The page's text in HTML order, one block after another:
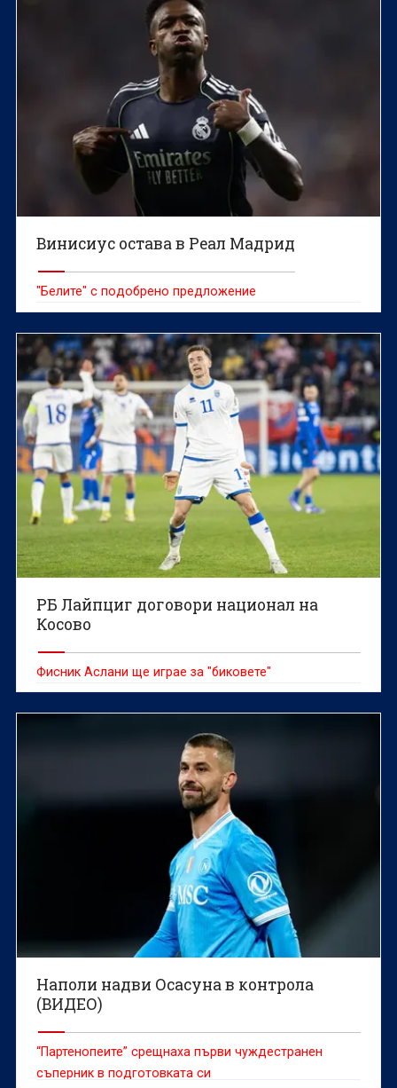
Винисиус остава в Реал Мадрид
"Белите" с подобрено предложение
РБ Лайпциг договори национал на
Косово
Фисник Аслани ще играе за "биковете"
Наполи надви Осасуна в контрола
(ВИДЕО)
“Партенопеите” срещнаха първи чуждестранен
съперник в подготовката си